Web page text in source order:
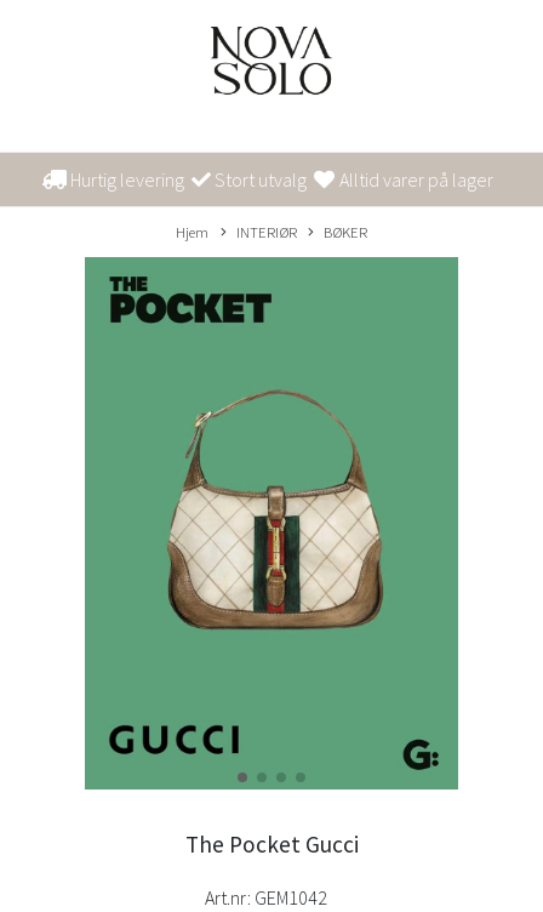
Hurtig levering Stort utvalg Alltid varer på lager
Hjem INTERIØR BØKER
The Pocket Gucci
Art.nr: GEM1042